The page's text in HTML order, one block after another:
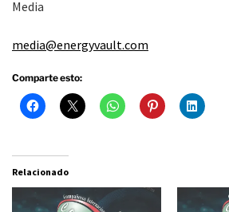
Media
media@energyvault.com
Comparte esto:
Relacionado